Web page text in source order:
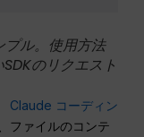
ル。使用方法
のリクエスト
Claude コーディン
ファイルのコンテ